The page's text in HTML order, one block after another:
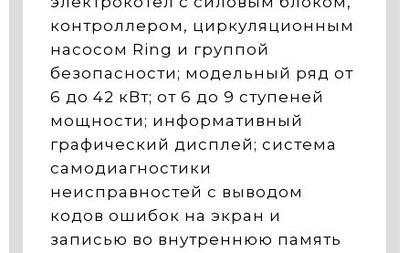
контроллером, циркуляционным
насосом Ring и группой
безопасности; модельный ряд от
6 до 42 кВт; от 6 до 9 ступеней
мощности; информативный
графический дисплей; система
самодиагностики
неисправностей с выводом
кодов ошибок на экран и
записью во внутреннюю память